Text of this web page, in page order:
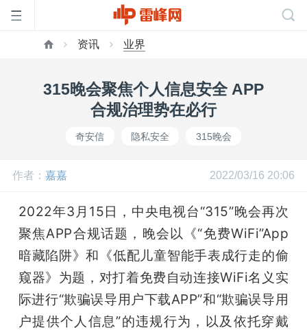
网
开
资讯 业界
315晚会聚焦个人信息安全 APP
合规治理势在必行
奇安信 隐私安全 315晚会
作者： 嘉嘉 2022/03/16 20:06
2022年3月15日，中央电视台“315”晚会再次
聚焦APP合规话题，晚会以《“免费WiFi”App
暗藏陷阱》和《低配儿童智能手表成行走的偷
窥器》为题，对打着免费自动连接WiFi名义实
际进行“欺骗误导用户下载APP”和“欺骗误导用
户提供个人信息”的违规行为，以及依托穿戴